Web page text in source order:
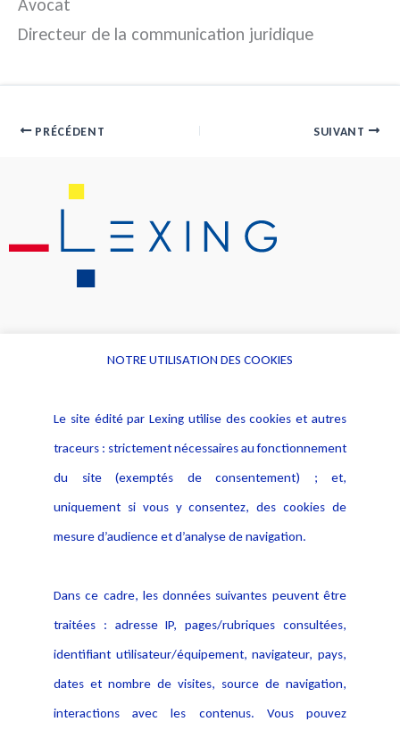
Directeur de la communication juridique
PRÉCÉDENT SUIVANT
Alerte professionnelle
Déclaration d'accessibilité
Notice Légale
Politique de protection des
données
Publications
NOTRE UTILISATION DES COOKIES
Le site édité par Lexing utilise des cookies et autres
traceurs : strictement nécessaires au fonctionnement
du site (exemptés de consentement) ; et,
uniquement si vous y consentez, des cookies de
mesure d’audience et d’analyse de navigation.
Dans ce cadre, les données suivantes peuvent être
traitées : adresse IP, pages/rubriques consultées,
identifiant utilisateur/équipement, navigateur, pays,
dates et nombre de visites, source de navigation,
interactions avec les contenus. Vous pouvez